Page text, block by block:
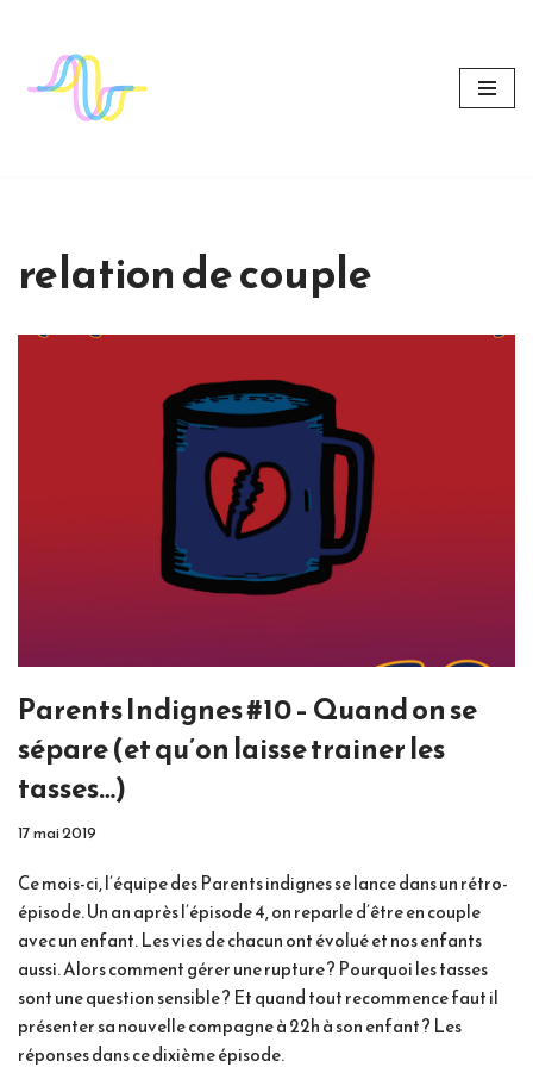
Aller
au
contenu
relation de couple
Parents Indignes #10 – Quand on se
sépare (et qu’on laisse trainer les
tasses…)
17 mai 2019
Ce mois-ci, l’équipe des Parents indignes se lance dans un rétro-
épisode. Un an après l’épisode 4, on reparle d’être en couple
avec un enfant. Les vies de chacun ont évolué et nos enfants
aussi. Alors comment gérer une rupture ? Pourquoi les tasses
sont une question sensible ? Et quand tout recommence faut il
présenter sa nouvelle compagne à 22h à son enfant ? Les
réponses dans ce dixième épisode.